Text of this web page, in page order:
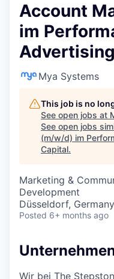
Account
im
Advertising
Mya Systems
This job is no
See open jobs at
See open jobs
(m/w/d) im
Capital.
Marketing &
Development
Düsseldorf, Germany
Posted 6+ months ago
Wir bei The